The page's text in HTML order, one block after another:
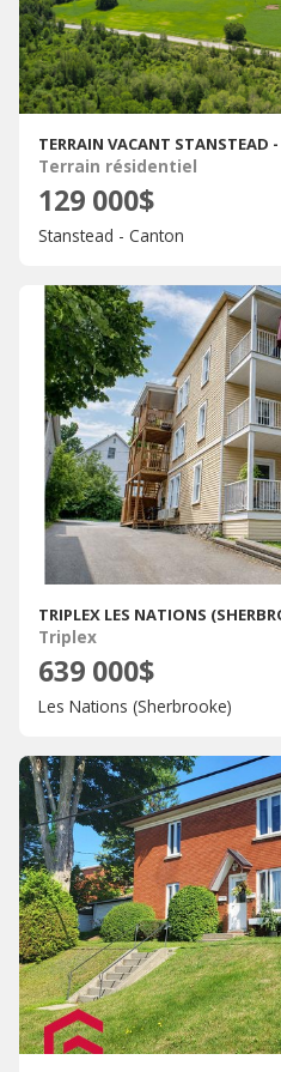
TERRAIN VACANT STANSTEAD
Terrain résidentiel
129 000$
Stanstead - Canton
TRIPLEX LES NATIONS
Triplex
639 000$
Les Nations (Sherbrooke)